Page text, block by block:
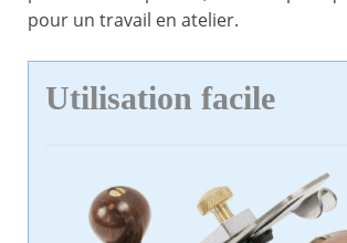
pour un travail en atelier.
Utilisation facile